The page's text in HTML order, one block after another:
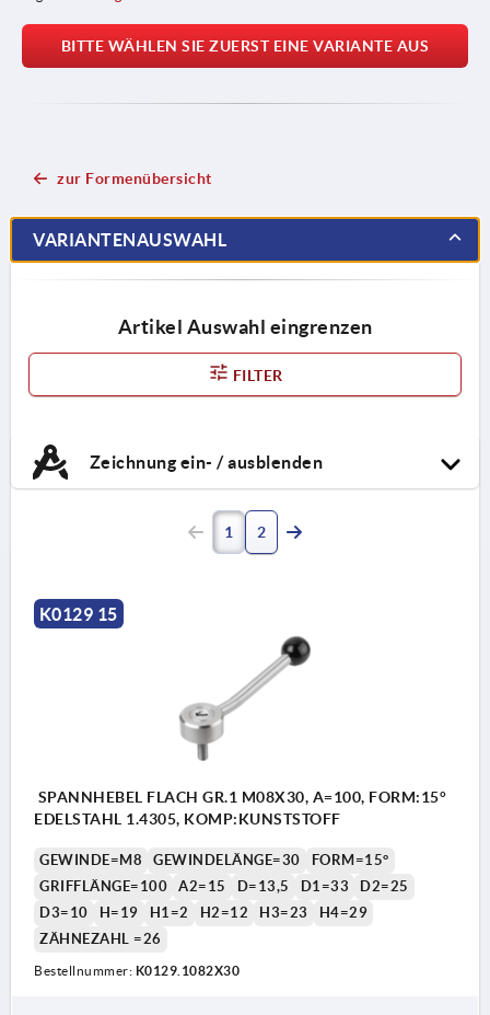
BITTE WÄHLEN SIE ZUERST EINE VARIANTE AUS
zur Formenübersicht
VARIANTENAUSWAHL
Artikel Auswahl eingrenzen
FILTER
Zeichnung ein- / ausblenden
1 2
K0129 15
SPANNHEBEL FLACH GR.1 M08X30, A=100, FORM:15°
EDELSTAHL 1.4305, KOMP:KUNSTSTOFF
GEWINDE=M8 GEWINDELÄNGE=30
FORM=15°
GRIFFLÄNGE=100
A2=15 D=13,5 D1=33
D2=25
D3=10
H=19 H1=2 H2=12 H3=23
H4=29
ZÄHNEZAHL =26
Bestellnummer: K0129.1082X30